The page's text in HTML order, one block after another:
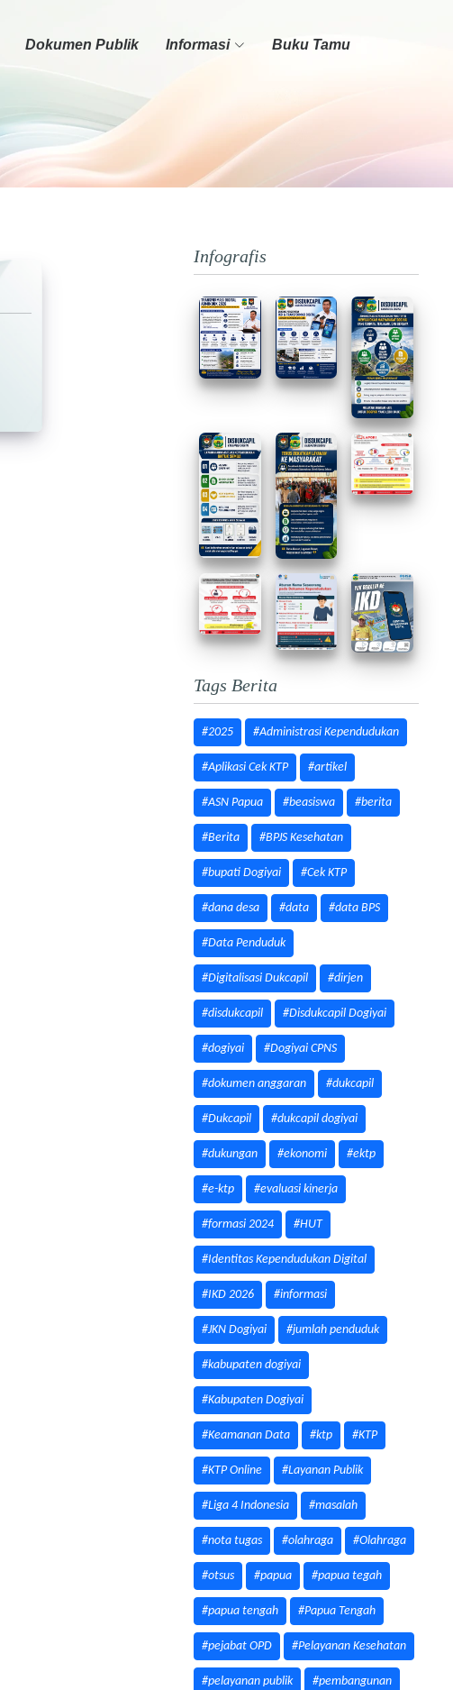
Dokumen Publik Informasi Buku Tamu
Infografis
Tags Berita
#2025 #Administrasi Kependudukan
#Aplikasi Cek KTP #artikel
#ASN Papua #beasiswa #berita
#Berita #BPJS Kesehatan
#bupati Dogiyai #Cek KTP
#dana desa #data #data BPS
#Data Penduduk
#Digitalisasi Dukcapil #dirjen
#disdukcapil #Disdukcapil Dogiyai
#dogiyai #Dogiyai CPNS
#dokumen anggaran #dukcapil
#Dukcapil #dukcapil dogiyai
#dukungan #ekonomi #ektp
#e-ktp #evaluasi kinerja
#formasi 2024 #HUT
#Identitas Kependudukan Digital
#IKD 2026 #informasi
#JKN Dogiyai #jumlah penduduk
#kabupaten dogiyai
#Kabupaten Dogiyai
#Keamanan Data #ktp #KTP
#KTP Online #Layanan Publik
#Liga 4 Indonesia #masalah
#nota tugas #olahraga #Olahraga
#otsus #papua #papua tegah
#papua tengah #Papua Tengah
#pejabat OPD #Pelayanan Kesehatan
#pelayanan publik #pembangunan